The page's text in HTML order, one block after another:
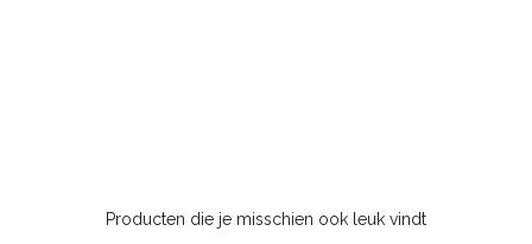
Producten die je misschien ook leuk vindt